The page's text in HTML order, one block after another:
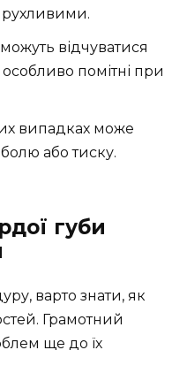
відчуватися
помітні при
випадках може
або тиску.
губи
варто знати, як
Грамотний
ще до їх